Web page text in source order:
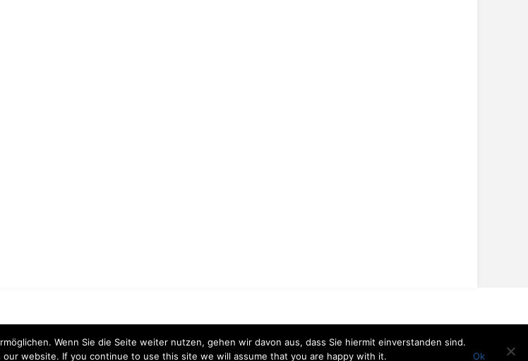
Wenn Sie die Seite weiter nutzen, gehen wir davon aus, dass Sie hiermit einverstanden sind.
website. If you continue to use this site we will assume that you are happy with it.
Ok